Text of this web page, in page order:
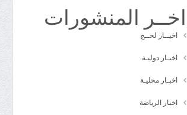
اخــر المنشورات
اخبــار لحــج
اخبـار دوليـة
اخبـار محليـة
اخبار الرياضة